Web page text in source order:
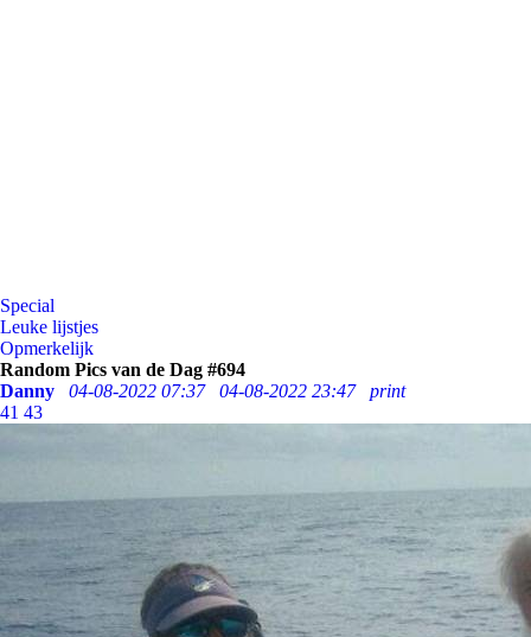
Special
Leuke lijstjes
Opmerkelijk
Random Pics van de Dag #694
Danny
04-08-2022 07:37 04-08-2022 23:47
print
41 43